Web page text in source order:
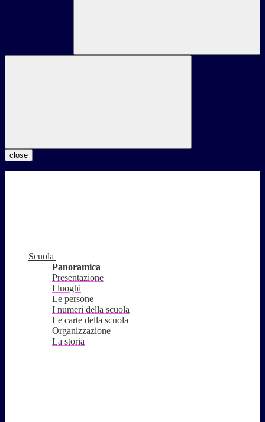
close
Scuola
Panoramica
Presentazione
I luoghi
Le persone
I numeri della scuola
Le carte della scuola
Organizzazione
La storia